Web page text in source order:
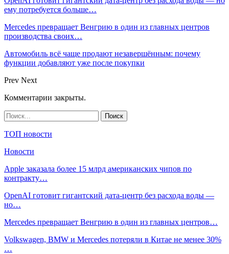
ему потребуется больше…
Mercedes превращает Венгрию в один из главных центров
производства своих…
Автомобиль всё чаще продают незавершённым: почему
функции добавляют уже после покупки
Prev Next
Комментарии закрыты.
ТОП новости
Новости
Apple заказала более 15 млрд американских чипов по
контракту…
OpenAI готовит гигантский дата-центр без расхода воды —
но…
Mercedes превращает Венгрию в один из главных центров…
Volkswagen, BMW и Mercedes потеряли в Китае не менее 30%
…